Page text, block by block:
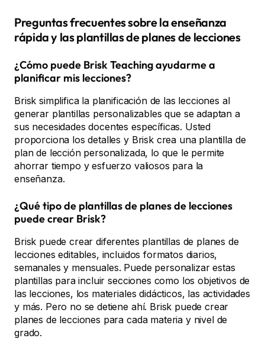
Preguntas frecuentes sobre la enseñanza
rápida y las plantillas de planes de lecciones
¿Cómo puede Brisk Teaching ayudarme a
planificar mis lecciones?
Brisk simplifica la planificación de las lecciones al
generar plantillas personalizables que se adaptan a
sus necesidades docentes específicas. Usted
proporciona los detalles y Brisk crea una plantilla de
plan de lección personalizada, lo que le permite
ahorrar tiempo y esfuerzo valiosos para la
enseñanza.
¿Qué tipo de plantillas de planes de lecciones
puede crear Brisk?
Brisk puede crear diferentes plantillas de planes de
lecciones editables, incluidos formatos diarios,
semanales y mensuales. Puede personalizar estas
plantillas para incluir secciones como los objetivos de
las lecciones, los materiales didácticos, las actividades
y más. Pero no se detiene ahí. Brisk puede crear
planes de lecciones para cada materia y nivel de
grado.